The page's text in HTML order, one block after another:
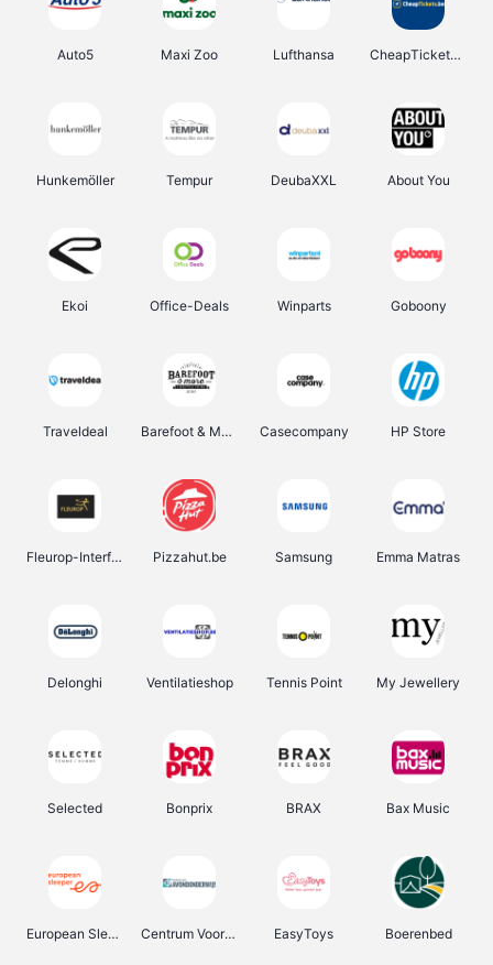
Auto5 Maxi Zoo Lufthansa CheapTickets.be
Hunkemöller Tempur DeubaXXL About You
Ekoi Office-Deals Winparts Goboony
Traveldeal Barefoot & More Casecompany HP Store
Fleurop-Interflora Pizzahut.be Samsung Emma Matras
Delonghi Ventilatieshop Tennis Point My Jewellery
Selected Bonprix BRAX Bax Music
European Sleeper Centrum Voor Avondonderwijs EasyToys Boerenbed